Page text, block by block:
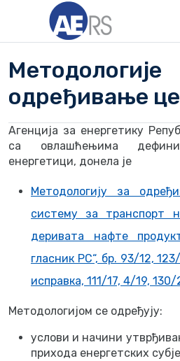
одређивање
Агенција за енергетику
са овлашћењима
енергетици, донела је
Методологију за
систему за транспорт
деривата нафте
гласник РС“, бр. 93/12,
исправка, 111/17, 4/19,
Методологијом се одређују:
услови и начини
прихода енергетских